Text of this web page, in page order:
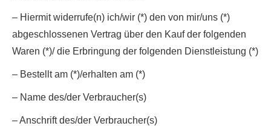
– Hiermit widerrufe(n) ich/wir (*) den von mir/uns (*)
abgeschlossenen Vertrag über den Kauf der folgenden
Waren (*)/ die Erbringung der folgenden Dienstleistung (*)
– Bestellt am (*)/erhalten am (*)
– Name des/der Verbraucher(s)
– Anschrift des/der Verbraucher(s)